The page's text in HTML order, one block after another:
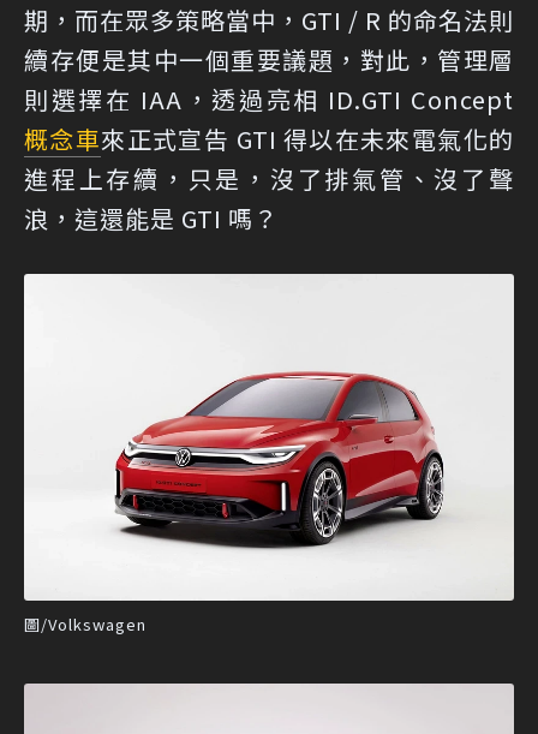
期，而在眾多策略當中，GTI / R 的命名法則
續存便是其中一個重要議題，對此，管理層
則選擇在 IAA，透過亮相 ID.GTI Concept
概念車來正式宣告 GTI 得以在未來電氣化的
進程上存續，只是，沒了排氣管、沒了聲
浪，這還能是 GTI 嗎？
圖/Volkswagen